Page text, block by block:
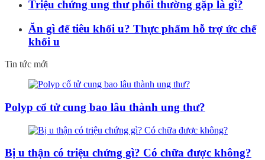
Triệu chứng ung thư phổi thường gặp là gì?
Ăn gì để tiêu khối u? Thực phẩm hỗ trợ ức chế
khối u
Tin tức mới
Polyp cổ tử cung bao lâu thành ung thư?
Bị u thận có triệu chứng gì? Có chữa được không?